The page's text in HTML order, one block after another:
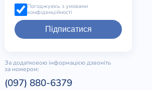
Погоджуюсь з умовами
конфіденційності
Підписатися
За додатковою інформацією дзвоніть
за номером:
(097) 880-6379